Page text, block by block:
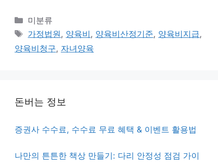
Categories
미분류
Tags
가정법원, 양육비 , 양육비산정기준, 양육비지급,
양육비청구, 자녀양육
돈버는 정보
증권사 수수료, 수수료 무료 혜택 & 이벤트 활용법
나만의 튼튼한 책상 만들기: 다리 안정성 점검 가이